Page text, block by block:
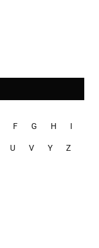
F G H I
U V Y Z